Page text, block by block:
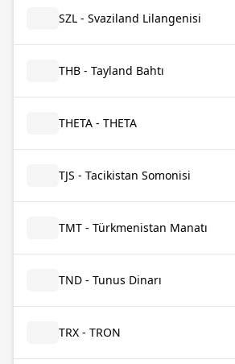
SZL - Svaziland Lilangenisi
THB - Tayland Bahtı
THETA - THETA
TJS - Tacikistan Somonisi
TMT - Türkmenistan Manatı
TND - Tunus Dinarı
TRX - TRON